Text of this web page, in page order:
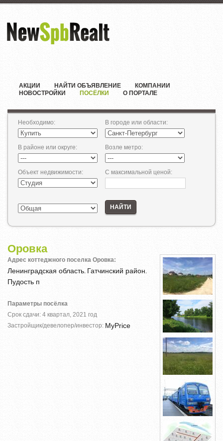
АКЦИИ НАЙТИ ОБЪЯВЛЕНИЕ
КОМПАНИИ
НОВОСТРОЙКИ
ПОСЁЛКИ О ПОРТАЛЕ
Необходимо: В городе или области:
В районе или округе: Возле метро:
Объект недвижимости: С максимальной ценой:
НАЙТИ
Оровка
Адрес коттеджного поселка Оровка:
Ленинградская область Гатчинский район
Пудость п
Параметры посёлка
Срок сдачи: 4 квартал, 2021 год
Застройщик/девелопер/инвестор: MyPrice